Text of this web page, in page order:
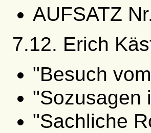
AUFSATZ
7.12. Erich
"Besuch
"Sozusagen
"Sachliche